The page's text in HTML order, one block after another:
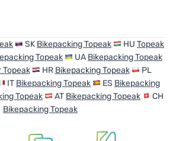
SK Bikepacking Topeak HU Topeak
Topeak UA Bikepacking Topeak
HR Bikepacking Topeak
PL
IT Bikepacking Topeak ES Bikepacking
Topeak AT Bikepacking Topeak
CH
Bikepacking Topeak